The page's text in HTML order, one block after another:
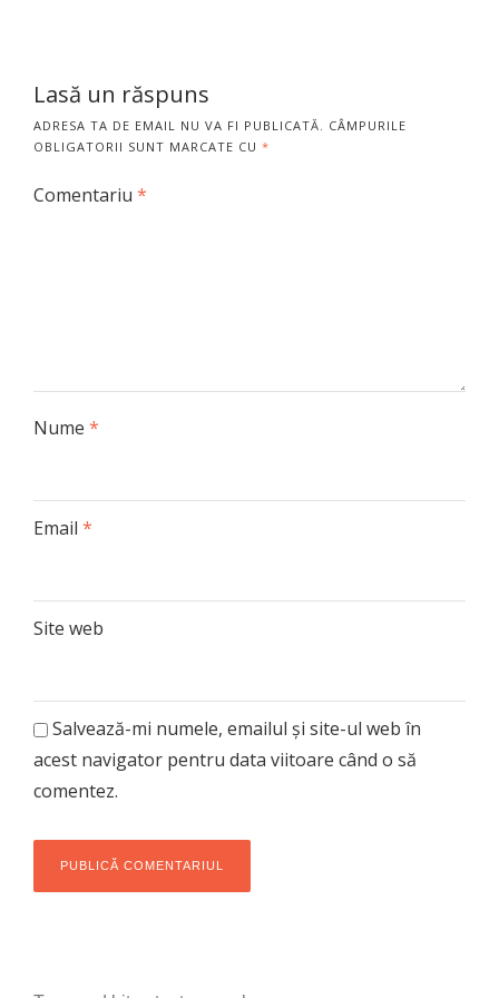
Lasă un răspuns
ADRESA TA DE EMAIL NU VA FI PUBLICATĂ.
CÂMPURILE
OBLIGATORII SUNT MARCATE CU *
Comentariu *
Nume *
Email *
Site web
Salvează-mi numele, emailul și site-ul web în
acest navigator pentru data viitoare când o să
comentez.